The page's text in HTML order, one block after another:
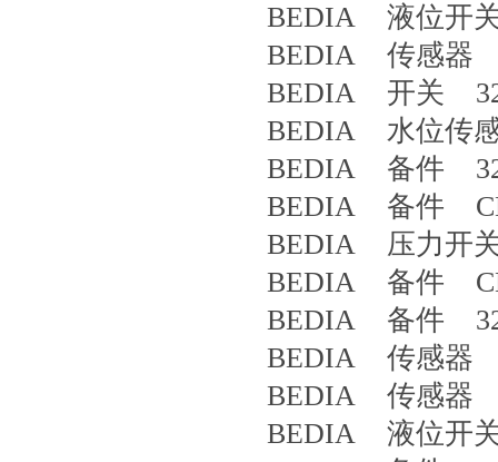
BEDIA 液位开
BEDIA 传感器
BEDIA 开关
BEDIA 水位传
BEDIA 备件
BEDIA 备件
BEDIA 压力开
BEDIA 备件
BEDIA 备件
BEDIA 传感器
BEDIA 传感器
BEDIA 液位开